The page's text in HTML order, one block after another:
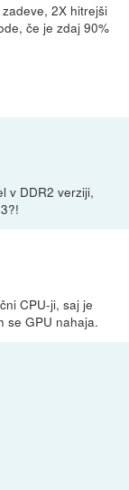
2X hitrejši
če je zdaj 90%
v DDR2 verziji,
CPU-ji, saj je
se GPU nahaja.